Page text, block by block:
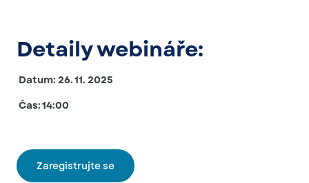
Detaily webináře:
Datum: 26. 11. 2025
Čas: 14:00
Zaregistrujte se